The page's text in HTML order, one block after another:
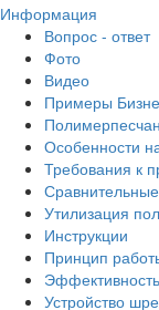
Информация
Вопрос - ответ
Фото
Видео
Примеры
Особенности
Требования к
Утилизация
Инструкции
Принцип
Устройство